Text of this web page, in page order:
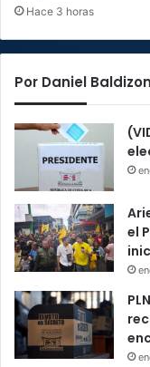
Hace 3 horas
Por Daniel Baldizon
el